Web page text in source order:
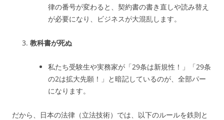
律の番号が変わると、契約書の書き直しや読み替え
が必要になり、ビジネスが大混乱します。
教科書が死ぬ
私たち受験生や実務家が「29条は新規性！」「29条
の2は拡大先願！」と暗記しているのが、全部パー
になります。
だから、日本の法律（立法技術）では、以下のルールを鉄則と